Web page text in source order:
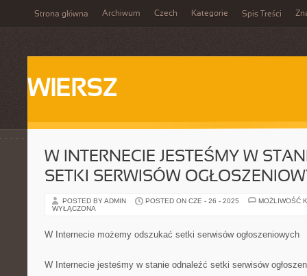
Strona główna Archiwum Czech Kategorie Spis Treści
WIERSZ
W INTERNECIE JESTEŚMY W
SETKI SERWISÓW
POSTED BY ADMIN POSTED ON CZE - 26 - 2025
MOŻLIWOŚĆ
WYŁĄCZONA
W Internecie możemy odszukać setki serwisów ogłoszeniowych
W Internecie jesteśmy w stanie odnaleźć setki serwisów